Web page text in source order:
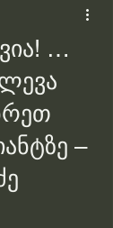
…​
–